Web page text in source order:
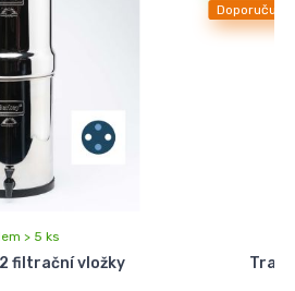
> 5 ks
filtrační vložky